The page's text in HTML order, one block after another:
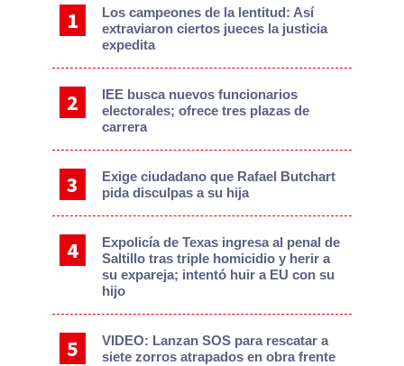
Los campeones de la lentitud: Así
extraviaron ciertos jueces la justicia
expedita
IEE busca nuevos funcionarios
electorales; ofrece tres plazas de
carrera
Exige ciudadano que Rafael Butchart
pida disculpas a su hija
Expolicía de Texas ingresa al penal de
Saltillo tras triple homicidio y herir a
su expareja; intentó huir a EU con su
hijo
VIDEO: Lanzan SOS para rescatar a
siete zorros atrapados en obra frente